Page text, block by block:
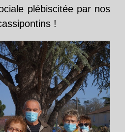
plébiscitée par nos
!